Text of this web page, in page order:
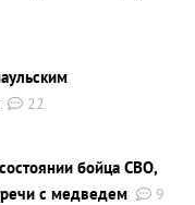
22
бойца СВО,
с медведем
9